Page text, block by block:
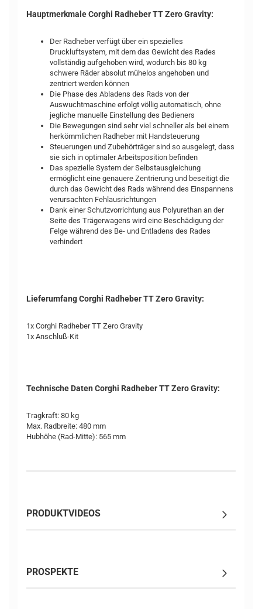
Hauptmerkmale Corghi Radheber TT Zero Gravity:
Der Radheber verfügt über ein spezielles
Druckluftsystem, mit dem das Gewicht des Rades
vollständig aufgehoben wird, wodurch bis 80 kg
schwere Räder absolut mühelos angehoben und
zentriert werden können
Die Phase des Abladens des Rads von der
Auswuchtmaschine erfolgt völlig automatisch, ohne
jegliche manuelle Einstellung des Bedieners
Die Bewegungen sind sehr viel schneller als bei einem
herkömmlichen Radheber mit Handsteuerung
Steuerungen und Zubehörträger sind so ausgelegt, dass
sie sich in optimaler Arbeitsposition befinden
Das spezielle System der Selbstausgleichung
ermöglicht eine genauere Zentrierung und beseitigt die
durch das Gewicht des Rads während des Einspannens
verursachten Fehlausrichtungen
Dank einer Schutzvorrichtung aus Polyurethan an der
Seite des Trägerwagens wird eine Beschädigung der
Felge während des Be- und Entladens des Rades
verhindert
Lieferumfang Corghi Radheber TT Zero Gravity:
1x Corghi Radheber TT Zero Gravity
1x Anschluß-Kit
Technische Daten Corghi Radheber TT Zero Gravity:
Tragkraft: 80 kg
Max. Radbreite: 480 mm
Hubhöhe (Rad-Mitte): 565 mm
PRODUKTVIDEOS
PROSPEKTE